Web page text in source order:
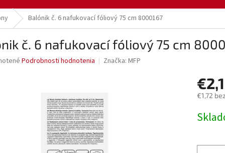
Balónik č. 6 nafukovací fóliový 75 cm 8000167
č. 6 nafukovací fóliový 75 cm
Podrobnosti hodnotenia Značka: MFP
€1,72
cena: